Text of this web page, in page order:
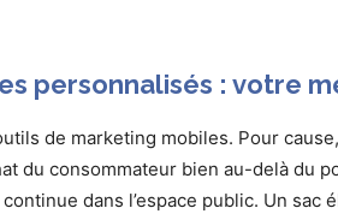
personnalisés : votre
de marketing mobiles. Pour
du consommateur bien au-delà du
dans l’espace public. Un sac